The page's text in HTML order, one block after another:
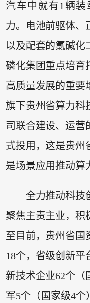
汽车中就有1辆
力。电池前驱体、
以及配套的氯碱化
磷化集团重点培育
高质量发展的重要
旗下贵州省算力科
司联合建设、运营
式投用，这是贵州
是场景应用推动算
全力推动科技
聚焦主责主业，积
至目前，贵州省国
18个，省级创新平
新技术企业62个（
军5个（国家级4个